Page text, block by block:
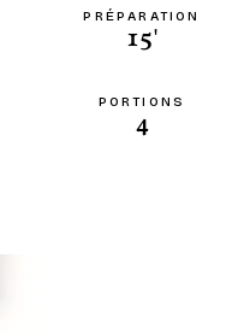
PRÉPARATION
15'
PORTIONS
4